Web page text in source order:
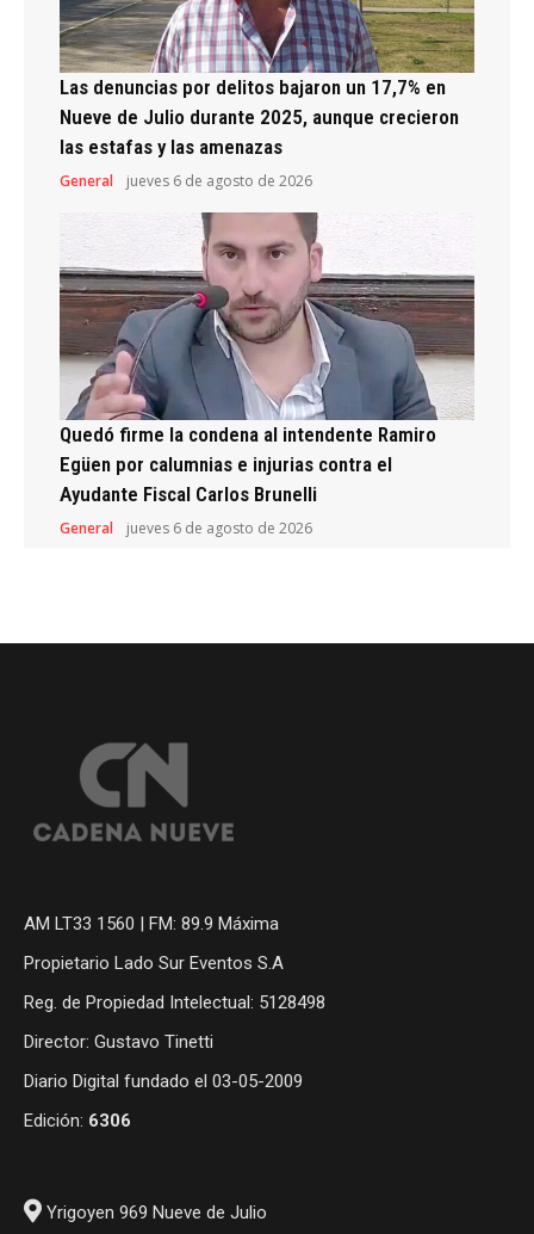
Las denuncias por delitos bajaron un 17,7% en
Nueve de Julio durante 2025, aunque crecieron
las estafas y las amenazas
General jueves 6 de agosto de 2026
Quedó firme la condena al intendente Ramiro
Egüen por calumnias e injurias contra el
Ayudante Fiscal Carlos Brunelli
General jueves 6 de agosto de 2026
AM LT33 1560 | FM: 89.9 Máxima
Propietario Lado Sur Eventos S.A
Reg. de Propiedad Intelectual: 5128498
Director: Gustavo Tinetti
Diario Digital fundado el 03-05-2009
Edición: 6306
Yrigoyen 969 Nueve de Julio